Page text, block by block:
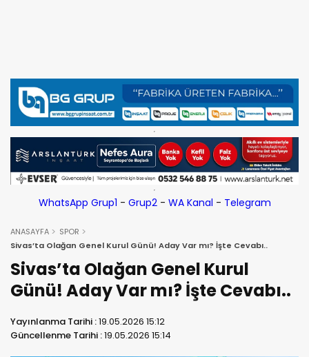
WhatsApp Grup1 - Grup2- WA Kanal - Telegram
ANASAYFA
SPOR
Sivas’ta Olağan Genel Kurul Günü! Aday Var mı? İşte Cevabı..
Sivas’ta Olağan Genel Kurul
Günü! Aday Var mı? İşte Cevabı..
Yayınlanma Tarihi :19.05.2026 15:12
Güncellenme Tarihi :19.05.2026 15:14